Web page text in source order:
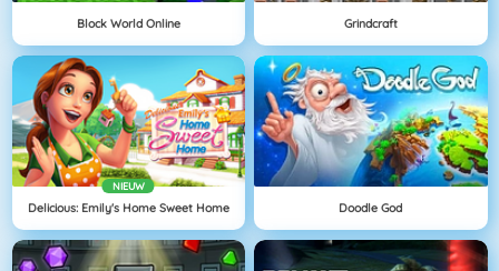
Block World Online Grindcraft
NIEUW
Delicious: Emily's Home Sweet Home Doodle God